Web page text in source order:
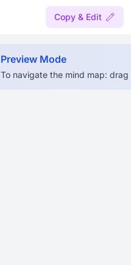
Copy & Edit
Preview Mode
To navigate the mind map: